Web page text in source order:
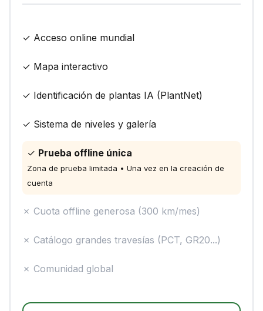
✓ Acceso online mundial
✓ Mapa interactivo
✓ Identificación de plantas IA (PlantNet)
✓ Sistema de niveles y galería
✓ Prueba offline única
Zona de prueba limitada • Una vez en la creación de
cuenta
✗ Cuota offline generosa (300 km/mes)
✗ Catálogo grandes travesías (PCT, GR20...)
✗ Comunidad global